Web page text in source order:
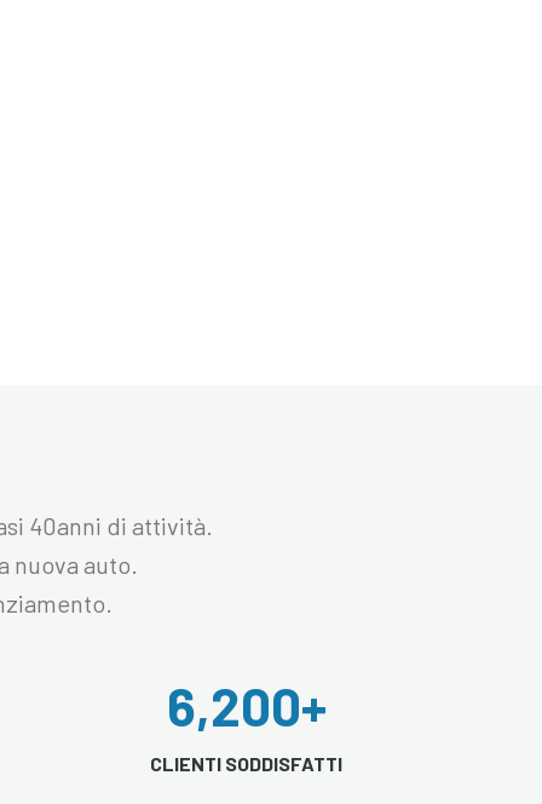
40anni di attività.
nuova auto.
6,200+
CLIENTI SODDISFATTI